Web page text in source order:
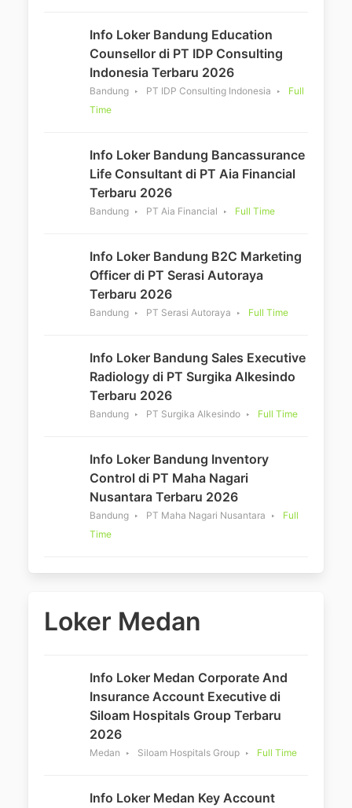
Info Loker Bandung Education
Counsellor di PT IDP Consulting
Indonesia Terbaru 2026
Bandung PT IDP Consulting Indonesia
Full
Time
Info Loker Bandung Bancassurance
Life Consultant di PT Aia Financial
Terbaru 2026
Bandung PT Aia Financial Full Time
Info Loker Bandung B2C Marketing
Officer di PT Serasi Autoraya
Terbaru 2026
Bandung PT Serasi Autoraya Full Time
Info Loker Bandung Sales Executive
Radiology di PT Surgika Alkesindo
Terbaru 2026
Bandung PT Surgika Alkesindo Full Time
Info Loker Bandung Inventory
Control di PT Maha Nagari
Nusantara Terbaru 2026
Bandung PT Maha Nagari Nusantara
Full
Time
Loker Medan
Info Loker Medan Corporate And
Insurance Account Executive di
Siloam Hospitals Group Terbaru
2026
Medan Siloam Hospitals Group Full Time
Info Loker Medan Key Account